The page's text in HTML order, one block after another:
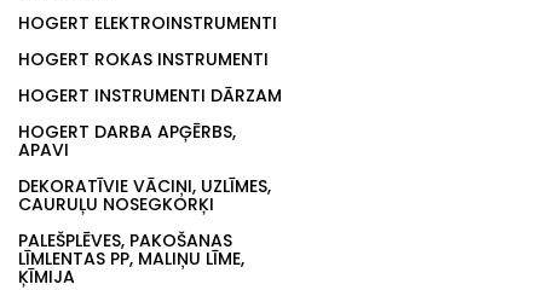
HOGERT ELEKTROINSTRUMENTI
HOGERT ROKAS INSTRUMENTI
HOGERT INSTRUMENTI DĀRZAM
HOGERT DARBA APĢĒRBS,
APAVI
DEKORATĪVIE VĀCIŅI, UZLĪMES,
CAURUĻU NOSEGKORĶI
PALEŠPLĒVES, PAKOŠANAS
LĪMLENTAS PP, MALIŅU LĪME,
ĶĪMIJA